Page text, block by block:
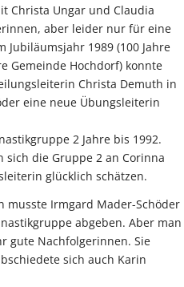
Christa Ungar und Claudia
aber leider nur für eine
Jubiläumsjahr 1989 (100 Jahre
Gemeinde Hochdorf) konnte
Christa Demuth in
eine neue Übungsleiterin
2 Jahre bis 1992.
sich die Gruppe 2 an Corinna
glücklich schätzen.
musste Irmgard Mader-Schöder
abgeben. Aber man
gute Nachfolgerinnen. Sie
sich auch Karin